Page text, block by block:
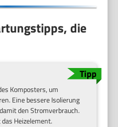
die
Komposters, um
Eine bessere Isolierung
den Stromverbrauch.
Heizelement.